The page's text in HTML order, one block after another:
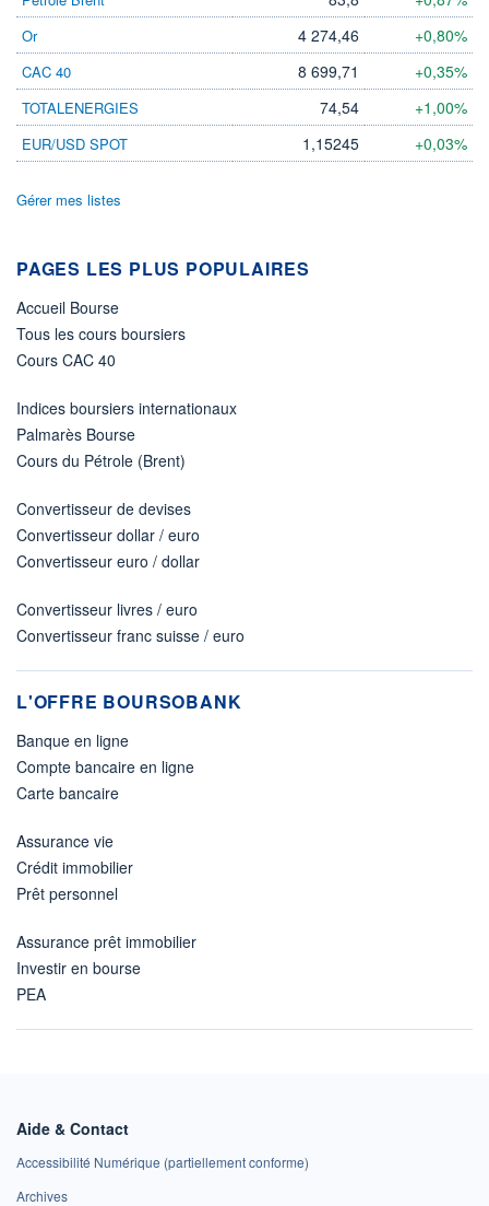
0,0000
HAUSSE
0,0000
RENDEMENT
ESTIMÉ 2026
-
PER ESTIMÉ
-
DERNIER DATE
-
Non éligible
Boursobank
Or 4 274,46 +0,80%
CAC 40 8 699,71 +0,35%
TOTALENERGIES 74,54 +1,00%
EUR/USD SPOT 1,15245 +0,03%
Gérer mes listes
PAGES LES PLUS POPULAIRES
Accueil Bourse
Tous les cours boursiers
Cours CAC 40
Indices boursiers internationaux
Palmarès Bourse
Cours du Pétrole (Brent)
Convertisseur de devises
Convertisseur dollar / euro
Convertisseur euro / dollar
Convertisseur livres / euro
Convertisseur franc suisse / euro
L'OFFRE BOURSOBANK
Banque en ligne
Compte bancaire en ligne
Carte bancaire
Assurance vie
Crédit immobilier
Prêt personnel
Assurance prêt immobilier
Investir en bourse
PEA
Aide & Contact
Accessibilité Numérique (partiellement conforme)
Archives